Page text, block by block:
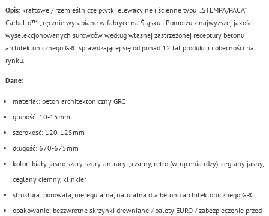
Opis: kraftowe / rzemieślnicze płytki elewacyjne i ścienne typu „STEMPA/PACA”
Carballo™ , ręcznie wyrabiane w fabryce na Śląsku i Pomorzu z najwyższej jakości
wyselekcjonowanych surowców według własnej zastrzeżonej receptury betonu
architektonicznego GRC sprawdzającej się od ponad 12 lat produkcji i obecności na
rynku.
Dane:
materiał: beton architektoniczny GRC
grubość: 10-15mm
szerokość: 120-125mm
długość: 670-675mm
kolor: biały, jasno szary, szary, antracyt, czarny, retro (wtrącenia rdzy), ceglany jasny,
ceglany ciemny, klinkier
struktura: porowata, nieregularna, naturalna dla betonu architektonicznego GRC
opakowanie: bezzwrotne skrzynki drewniane / palety EURO / zabezpieczenie przed